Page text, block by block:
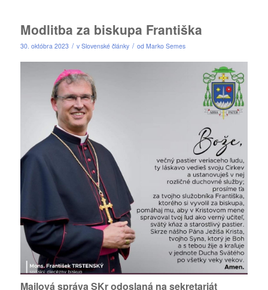
Modlitba za biskupa Františka
30. októbra 2023 / v Slovenské články / od Marko Semes
Mailová správa SKr odoslaná na sekretariát